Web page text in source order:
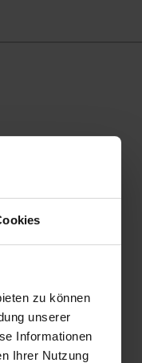
zu können
unserer
Informationen
Ihrer Nutzung